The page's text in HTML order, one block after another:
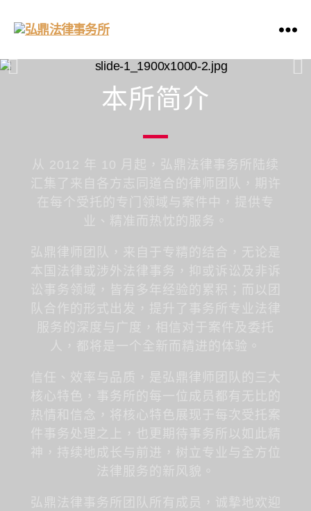
本所简介